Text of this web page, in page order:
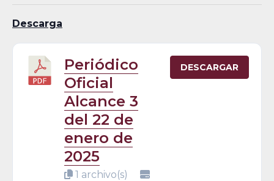
Descarga
Periódico
Oficial
Alcance 3
del 22 de
enero de
2025
1 archivo(s)
DESCARGAR